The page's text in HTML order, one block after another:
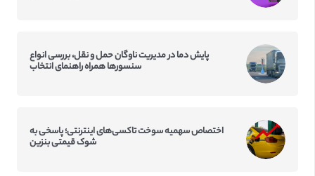
پایش دما در مدیریت ناوگان حمل و نقل، بررسی انواع
سنسورها همراه راهنمای انتخاب
اختصاص سهمیه سوخت تاکسی‌‌های اینترنتی؛ پاسخی به
شوک قیمتی بنزین